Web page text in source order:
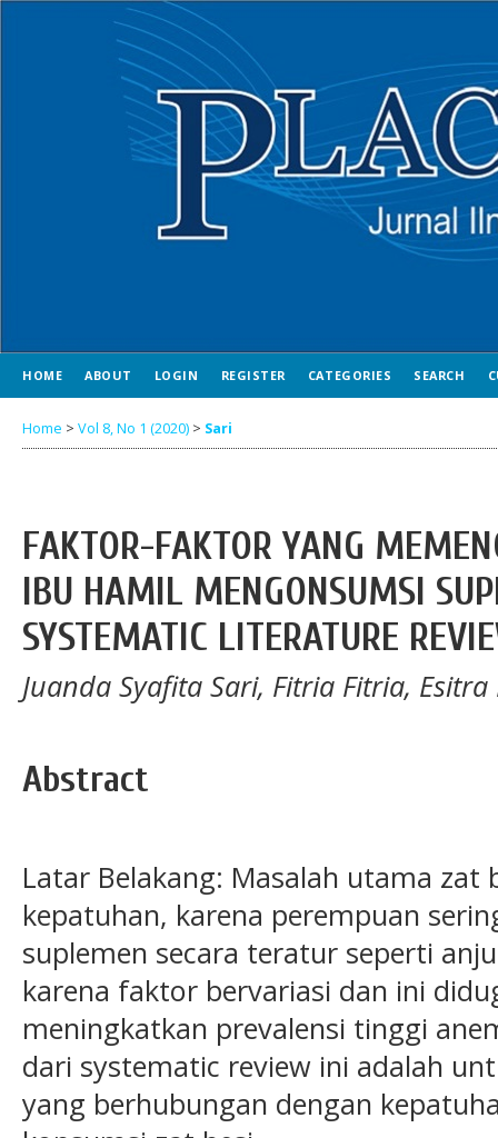
HOME ABOUT LOGIN REGISTER CATEGORIES SEARCH
Home > Vol 8, No 1 (2020) > Sari
FAKTOR-FAKTOR YANG
IBU HAMIL MENGONSUMSI
SYSTEMATIC LITERATURE
Juanda Syafita Sari, Fitria Fitria, Esitra
Abstract
Latar Belakang: Masalah utama zat
kepatuhan, karena perempuan
suplemen secara teratur seperti
karena faktor bervariasi dan ini
meningkatkan prevalensi tinggi
dari systematic review ini adalah
yang berhubungan dengan